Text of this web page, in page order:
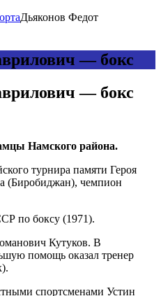
Дьяконов Федот
— бокс
— бокс
Намского района.
турнира памяти Героя
(Биробиджан), чемпион
по боксу (1971).
Кутуков. В
помощь оказал тренер
спортсменами Устин